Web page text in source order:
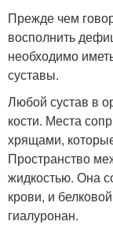
Прежде чем
восполнить
необходимо
суставы.
Любой сустав в
кости. Места
хрящами,
Пространство
жидкостью. Она
крови, и
гиалуронан.